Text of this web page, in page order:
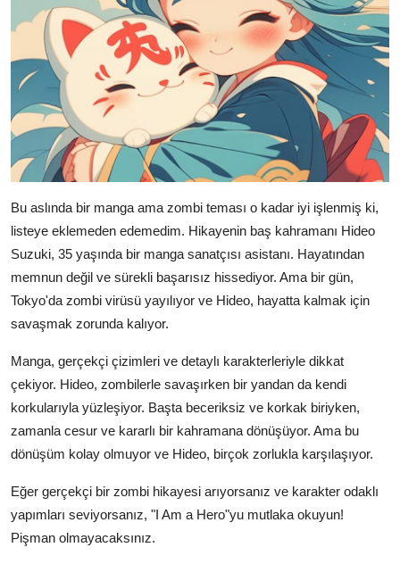
Bu aslında bir manga ama zombi teması o kadar iyi işlenmiş ki,
listeye eklemeden edemedim. Hikayenin baş kahramanı Hideo
Suzuki, 35 yaşında bir manga sanatçısı asistanı. Hayatından
memnun değil ve sürekli başarısız hissediyor. Ama bir gün,
Tokyo'da zombi virüsü yayılıyor ve Hideo, hayatta kalmak için
savaşmak zorunda kalıyor.
Manga, gerçekçi çizimleri ve detaylı karakterleriyle dikkat
çekiyor. Hideo, zombilerle savaşırken bir yandan da kendi
korkularıyla yüzleşiyor. Başta beceriksiz ve korkak biriyken,
zamanla cesur ve kararlı bir kahramana dönüşüyor. Ama bu
dönüşüm kolay olmuyor ve Hideo, birçok zorlukla karşılaşıyor.
Eğer gerçekçi bir zombi hikayesi arıyorsanız ve karakter odaklı
yapımları seviyorsanız, "I Am a Hero"yu mutlaka okuyun!
Pişman olmayacaksınız.